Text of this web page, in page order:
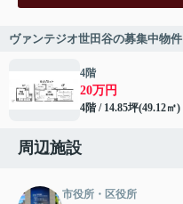
ヴァンテジオ世田谷の募集中物件
4階
20万円
4階 / 14.85坪(49.12㎡)
周辺施設
市役所・区役所